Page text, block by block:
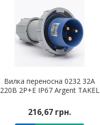
Вилка переносна 0232 32А
220В 2Р+Е IP67 Argent TAKEL
216,67 грн.